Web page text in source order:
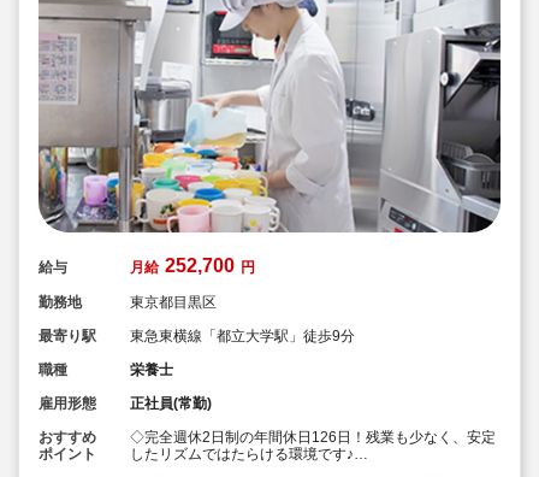
給与 月給 252,700 円
勤務地
東京都目黒区
最寄り駅
東急東横線「都立大学駅」徒歩9分
職種
栄養士
雇用形態
正社員(常勤)
おすすめ
ポイント
◇完全週休2日制の年間休日126日！残業も少なく、安定
したリズムではたらける環境です♪